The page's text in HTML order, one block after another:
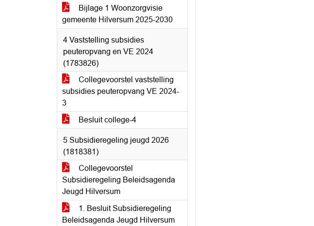
Bijlage 1 Woonzorgvisie
gemeente Hilversum 2025-2030
4 Vaststelling subsidies
peuteropvang en VE 2024
(1783826)
Collegevoorstel vaststelling
subsidies peuteropvang VE 2024-
3
Besluit college-4
5 Subsidieregeling jeugd 2026
(1818381)
Collegevoorstel
Subsidieregeling Beleidsagenda
Jeugd Hilversum
1. Besluit Subsidieregeling
Beleidsagenda Jeugd Hilversum